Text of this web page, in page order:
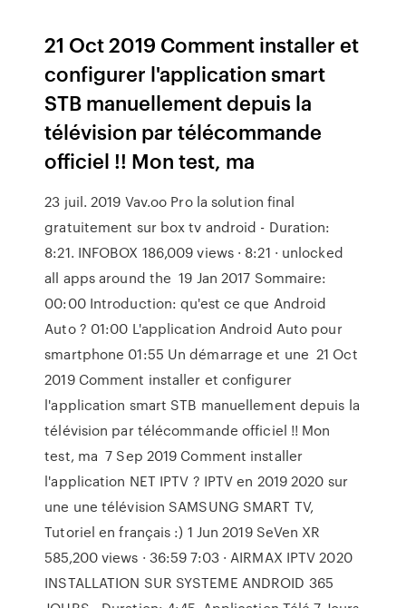
21 Oct 2019 Comment installer et
configurer l'application smart
STB manuellement depuis la
télévision par télécommande
officiel !! Mon test, ma
23 juil. 2019 Vav.oo Pro la solution final
gratuitement sur box tv android - Duration:
8:21. INFOBOX 186,009 views · 8:21 · unlocked
all apps around the 19 Jan 2017 Sommaire:
00:00 Introduction: qu'est ce que Android
Auto ? 01:00 L'application Android Auto pour
smartphone 01:55 Un démarrage et une 21 Oct
2019 Comment installer et configurer
l'application smart STB manuellement depuis la
télévision par télécommande officiel !! Mon
test, ma 7 Sep 2019 Comment installer
l'application NET IPTV ? IPTV en 2019 2020 sur
une une télévision SAMSUNG SMART TV,
Tutoriel en français :) 1 Jun 2019 SeVen XR
585,200 views · 36:59 7:03 · AIRMAX IPTV 2020
INSTALLATION SUR SYSTEME ANDROID 365